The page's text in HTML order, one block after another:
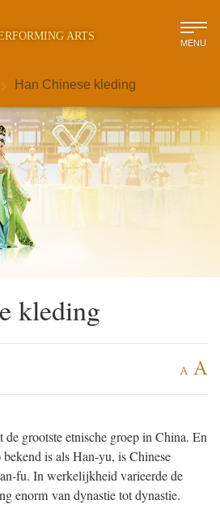
ARTS MENU
> Han Chinese kleding
kleding
A A
grootste etnische groep in China. En
is als Han-yu, is Chinese
fu. In werkelijkheid varieerde de
enorm van dynastie tot dynastie.